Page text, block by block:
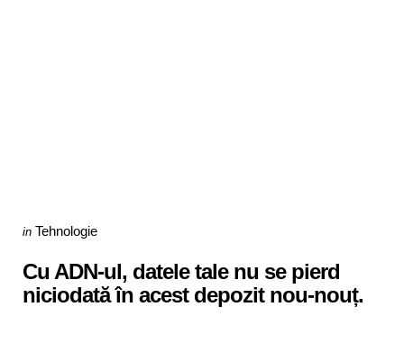
Categories
Posted
in Tehnologie
Cu ADN-ul, datele tale nu se pierd
niciodată în acest depozit nou-nouț.